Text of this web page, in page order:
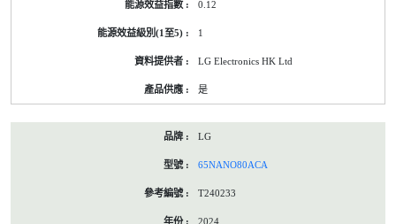
0.12
1
LG Electronics HK Ltd
是
LG
65NANO80ACA
T240233
2024